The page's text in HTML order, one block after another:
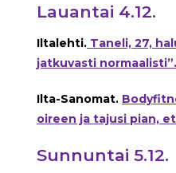
Lauantai 4.12.
Iltalehti. Taneli, 27,
jatkuvasti normaalisti”.
Ilta-Sanomat.
oireen ja tajusi pian,
Sunnuntai 5.12.